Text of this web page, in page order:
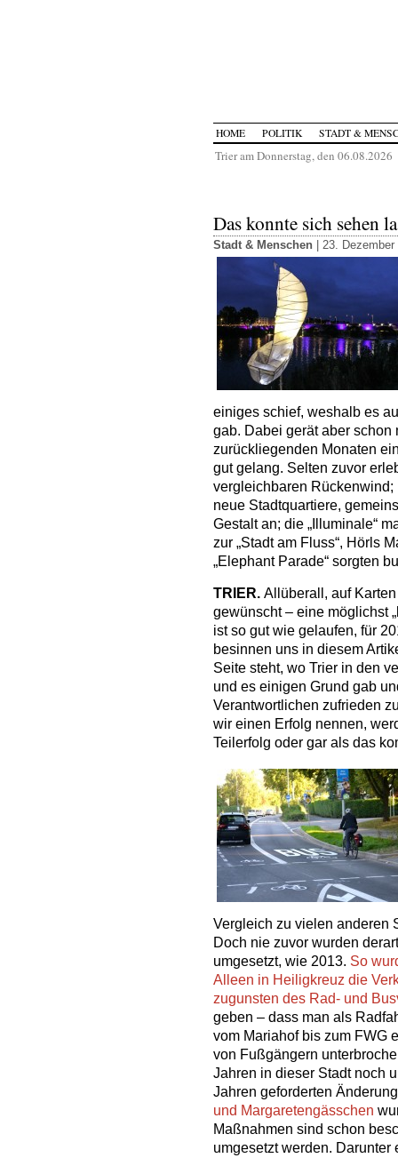
HOME POLITIK STADT &
Trier am Donnerstag, den 06.08.2026
Das konnte sich sehen
Stadt & Menschen | 23.
einiges schief, weshalb es
gab. Dabei gerät aber
zurückliegenden Monaten
gut gelang. Selten zuvor
vergleichbaren
neue Stadtquartiere,
Gestalt an; die „Illuminale“
zur „Stadt am Fluss“, Hörls
„Elephant Parade“ sorgten
TRIER. Allüberall, auf
gewünscht – eine möglichst
ist so gut wie gelaufen, für
besinnen uns in diesem
Seite steht, wo Trier in den
und es einigen Grund gab
Verantwortlichen zufrieden
wir einen Erfolg nennen,
Teilerfolg oder gar als das
Vergleich zu vielen anderen
Doch nie zuvor wurden
umgesetzt, wie 2013. So
Alleen in Heiligkreuz die
zugunsten des Rad- und
geben – dass man als
vom Mariahof bis zum FWG
von Fußgängern
Jahren in dieser Stadt noch
Jahren geforderten
und Margaretengässchen
Maßnahmen sind schon
umgesetzt werden.